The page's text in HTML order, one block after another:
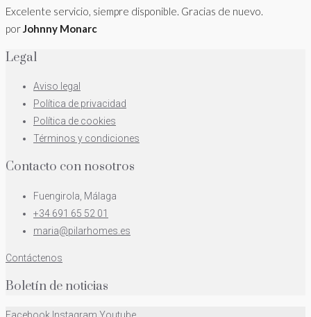
Excelente servicio, siempre disponible. Gracias de nuevo.
porJohnny Monarc
Legal
Aviso legal
Política de privacidad
Política de cookies
Términos y condiciones
Contacto con nosotros
Fuengirola, Málaga
+34 691 65 52 01
maria@pilarhomes.es
Contáctenos
Boletín de noticias